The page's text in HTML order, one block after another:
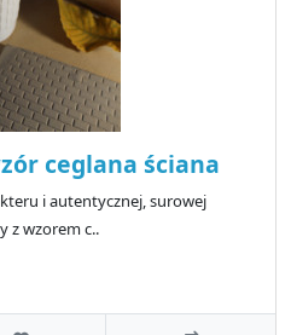
ceglana ściana
i autentycznej, surowej
z wzorem c..